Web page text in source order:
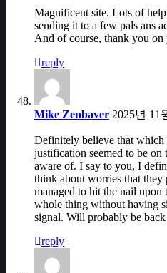
Magnificent site. Lots of
sending it to a few pals ans
And of course, thank you
reply
Mike Zenbaver 2025년 11
Definitely believe that
justification seemed to be
aware of. I say to you, I
think about worries that
managed to hit the nail upon
whole thing without having
signal. Will probably be
reply